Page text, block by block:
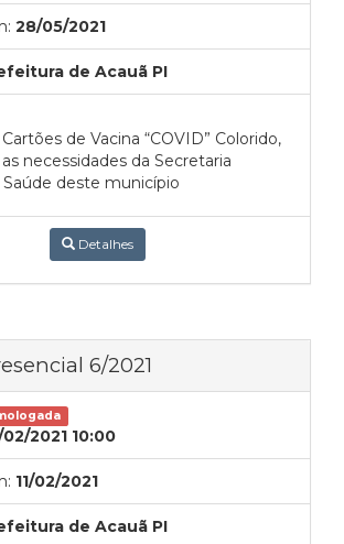
28/05/2021
de Acauã PI
de Vacina “COVID” Colorido,
necessidades da Secretaria
deste município
Detalhes
6/2021
2021 10:00
11/02/2021
de Acauã PI